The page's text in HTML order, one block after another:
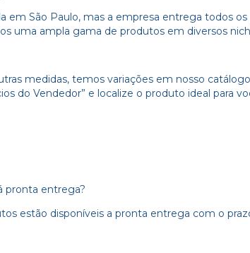
em São Paulo, mas a empresa entrega todos
uma ampla gama de produtos em diversos
medidas, temos variações em nosso
do Vendedor” e localize o produto ideal para
pronta entrega?
estão disponíveis a pronta entrega com o